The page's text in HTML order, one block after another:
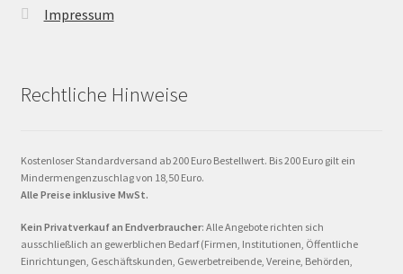
Impressum
Rechtliche Hinweise
Kostenloser Standardversand ab 200 Euro Bestellwert. Bis 200 Euro gilt ein
Mindermengenzuschlag von 18,50 Euro.
Alle Preise inklusive MwSt.
Kein Privatverkauf an Endverbraucher: Alle Angebote richten sich
ausschließlich an gewerblichen Bedarf (Firmen, Institutionen, Öffentliche
Einrichtungen, Geschäftskunden, Gewerbetreibende, Vereine, Behörden,